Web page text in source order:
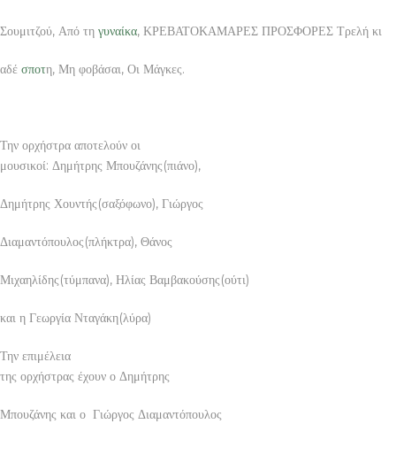
Σουμιτζού, Από τη γυναίκα, ΚΡΕΒΑΤΟΚΑΜΑΡΕΣ ΠΡΟΣΦΟΡΕΣ Τρελή κι
αδέ σποτη, Μη φοβάσαι, Οι Μάγκες.
Την ορχήστρα αποτελούν οι
μουσικοί: Δημήτρης Μπουζάνης(πιάνο),
Δημήτρης Χουντής(σαξόφωνο), Γιώργος
Διαμαντόπουλος(πλήκτρα), Θάνος
Μιχαηλίδης(τύμπανα), Ηλίας Βαμβακούσης(ούτι)
και η Γεωργία Νταγάκη(λύρα)
Την επιμέλεια
της ορχήστρας έχουν ο Δημήτρης
Μπουζάνης και ο Γιώργος Διαμαντόπουλος